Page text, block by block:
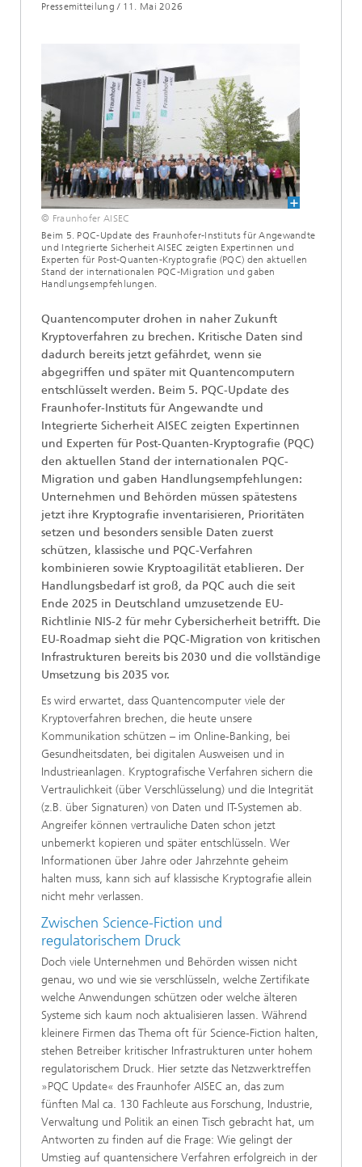
Pressemitteilung / 11. Mai 2026
© Fraunhofer AISEC
Beim 5. PQC-Update des Fraunhofer-Instituts für Angewandte
und Integrierte Sicherheit AISEC zeigten Expertinnen und
Experten für Post-Quanten-Kryptografie (PQC) den aktuellen
Stand der internationalen PQC-Migration und gaben
Handlungsempfehlungen.
Quantencomputer drohen in naher Zukunft
Kryptoverfahren zu brechen. Kritische Daten sind
dadurch bereits jetzt gefährdet, wenn sie
abgegriffen und später mit Quantencomputern
entschlüsselt werden. Beim 5. PQC-Update des
Fraunhofer-Instituts für Angewandte und
Integrierte Sicherheit AISEC zeigten Expertinnen
und Experten für Post-Quanten-Kryptografie (PQC)
den aktuellen Stand der internationalen PQC-
Migration und gaben Handlungsempfehlungen:
Unternehmen und Behörden müssen spätestens
jetzt ihre Kryptografie inventarisieren, Prioritäten
setzen und besonders sensible Daten zuerst
schützen, klassische und PQC-Verfahren
kombinieren sowie Kryptoagilität etablieren. Der
Handlungsbedarf ist groß, da PQC auch die seit
Ende 2025 in Deutschland umzusetzende EU-
Richtlinie NIS-2 für mehr Cybersicherheit betrifft. Die
EU-Roadmap sieht die PQC-Migration von kritischen
Infrastrukturen bereits bis 2030 und die vollständige
Umsetzung bis 2035 vor.
Es wird erwartet, dass Quantencomputer viele der
Kryptoverfahren brechen, die heute unsere
Kommunikation schützen – im Online-Banking, bei
Gesundheitsdaten, bei digitalen Ausweisen und in
Industrieanlagen. Kryptografische Verfahren sichern die
Vertraulichkeit (über Verschlüsselung) und die Integrität
(z.B. über Signaturen) von Daten und IT-Systemen ab.
Angreifer können vertrauliche Daten schon jetzt
unbemerkt kopieren und später entschlüsseln. Wer
Informationen über Jahre oder Jahrzehnte geheim
halten muss, kann sich auf klassische Kryptografie allein
nicht mehr verlassen.
Zwischen Science-Fiction und
regulatorischem Druck
Doch viele Unternehmen und Behörden wissen nicht
genau, wo und wie sie verschlüsseln, welche Zertifikate
welche Anwendungen schützen oder welche älteren
Systeme sich kaum noch aktualisieren lassen. Während
kleinere Firmen das Thema oft für Science‑Fiction halten,
stehen Betreiber kritischer Infrastrukturen unter hohem
regulatorischem Druck. Hier setzte das Netzwerktreffen
»PQC Update« des Fraunhofer AISEC an, das zum
fünften Mal ca. 130 Fachleute aus Forschung, Industrie,
Verwaltung und Politik an einen Tisch gebracht hat, um
Antworten zu finden auf die Frage: Wie gelingt der
Umstieg auf quantensichere Verfahren erfolgreich in der